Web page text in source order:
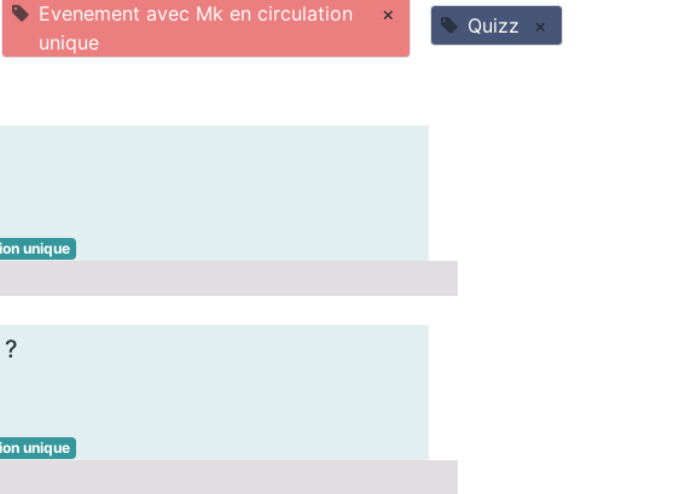
Evenement avec Mk en circulation
unique
× Quizz ×
unique
unique